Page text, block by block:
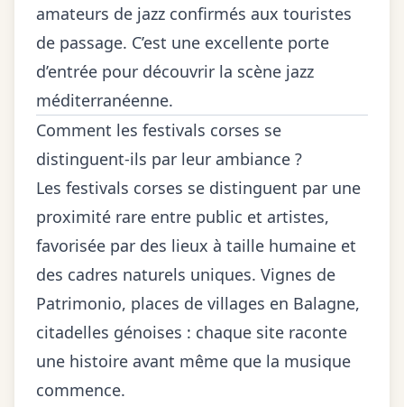
amateurs de jazz confirmés aux touristes
de passage. C’est une excellente porte
d’entrée pour découvrir la scène jazz
méditerranéenne.
Comment les festivals corses se
distinguent-ils par leur ambiance ?
Les festivals corses se distinguent par une
proximité rare entre public et artistes,
favorisée par des lieux à taille humaine et
des cadres naturels uniques. Vignes de
Patrimonio, places de villages en Balagne,
citadelles génoises : chaque site raconte
une histoire avant même que la musique
commence.